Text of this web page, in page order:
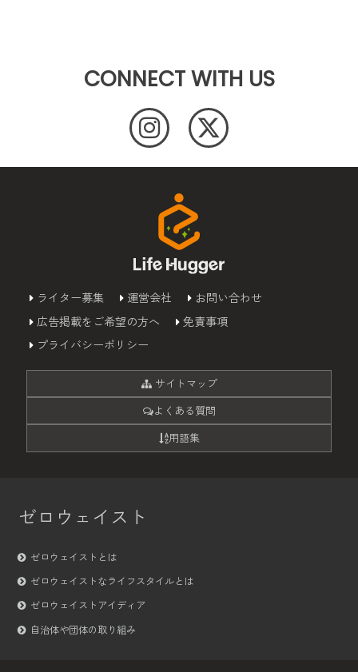
CONNECT WITH US
ライター募集 運営会社
お問い合わせ
広告掲載をご希望の方へ
免責事項
プライバシーポリシー
サイトマップ
よくある質問
用語集
ゼロウェイスト
ゼロウェイストとは
ゼロウェイストなライフスタイルとは
ゼロウェイストアイディア
自治体や団体の取り組み